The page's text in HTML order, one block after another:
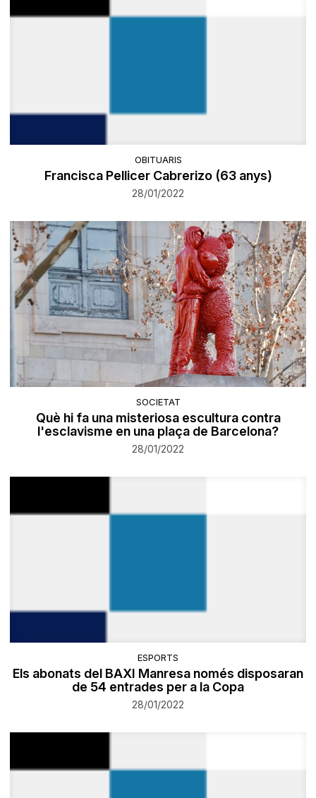
OBITUARIS
Francisca Pellicer Cabrerizo (63 anys)
28/01/2022
SOCIETAT
Què hi fa una misteriosa escultura contra
l'esclavisme en una plaça de Barcelona?
28/01/2022
ESPORTS
Els abonats del BAXI Manresa només disposaran
de 54 entrades per a la Copa
28/01/2022